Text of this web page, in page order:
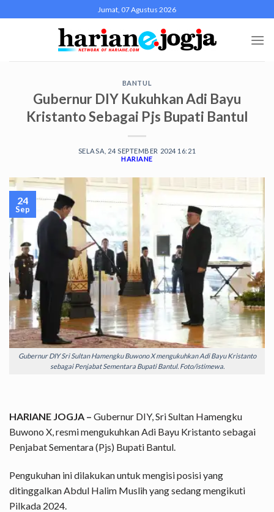
to
Jumat, 07 Agustus 2026
BANTUL
Gubernur DIY Kukuhkan Adi Bayu
Kristanto Sebagai Pjs Bupati Bantul
SELASA, 24 SEPTEMBER 2024 16:21
HARIANE
Gubernur DIY Sri Sultan Hamengku Buwono X mengukuhkan Adi Bayu Kristanto
sebagai Penjabat Sementara Bupati Bantul. Foto/istimewa.
24
Sep
HARIANE JOGJA – Gubernur DIY, Sri Sultan Hamengku
Buwono X, resmi mengukuhkan Adi Bayu Kristanto sebagai
Penjabat Sementara (Pjs) Bupati Bantul.
Pengukuhan ini dilakukan untuk mengisi posisi yang
ditinggalkan Abdul Halim Muslih yang sedang mengikuti
Pilkada 2024.